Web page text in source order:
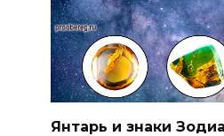
Янтарь и знаки